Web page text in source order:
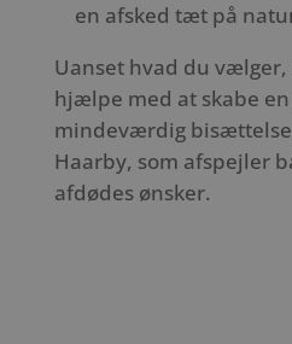
en afsked tæt på
Uanset hvad du
hjælpe med at skabe
mindeværdig bisættelse
Haarby, som afspejler
afdødes ønsker.